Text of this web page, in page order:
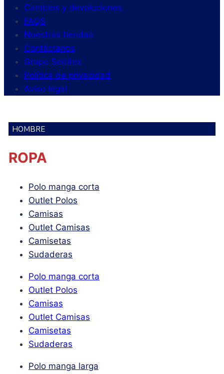
Cambios y devoluciones
FAQS
Nuestras tiendas
Contáctanos
Grupo Seditex
Política de privacidad
Aviso legal
HOMBRE
ROPA
Polo manga corta
Outlet Polos
Camisas
Outlet Camisas
Camisetas
Sudaderas
Polo manga corta
Outlet Polos
Camisas
Outlet Camisas
Camisetas
Sudaderas
Polo manga larga